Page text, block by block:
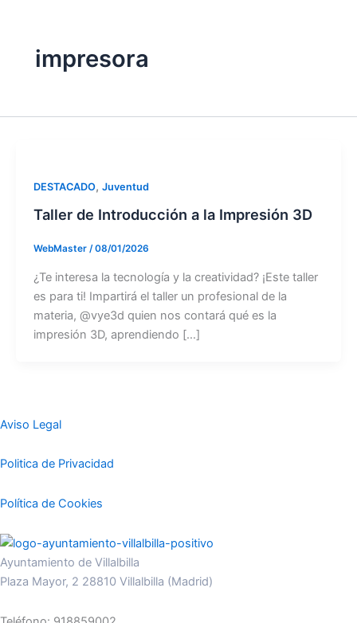
impresora
DESTACADO, Juventud
Taller de Introducción a la Impresión 3D
WebMaster /08/01/2026
¿Te interesa la tecnología y la creatividad? ¡Este taller
es para ti! Impartirá el taller un profesional de la
materia, @vye3d quien nos contará qué es la
impresión 3D, aprendiendo […]
Aviso Legal
Politica de Privacidad
Política de Cookies
Ayuntamiento de Villalbilla
Plaza Mayor, 2 28810 Villalbilla (Madrid)